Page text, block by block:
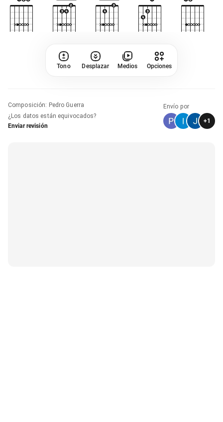
Tono Desplazar Medios Opciones
Composición: Pedro Guerra
¿Los datos están equivocados?
Enviar revisión
Envío por
+1